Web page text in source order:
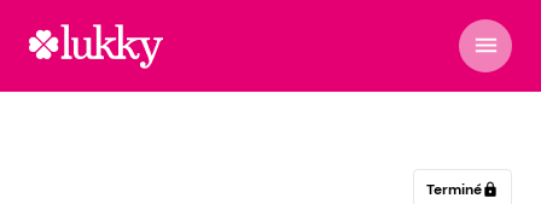
menu
Terminélock